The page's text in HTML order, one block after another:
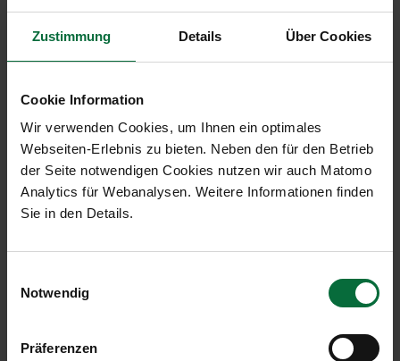
Zustimmung Details Über Cookies
Cookie Information
Wir verwenden Cookies, um Ihnen ein optimales
Webseiten-Erlebnis zu bieten. Neben den für den Betrieb
der Seite notwendigen Cookies nutzen wir auch Matomo
Analytics für Webanalysen. Weitere Informationen finden
Sie in den Details.
Notwendig
Präferenzen
Beheimgasse 5-7
A-1170 Wien
www.plusbowling.at
Bei Turnieren oder Vergleichskämpfen auch andere
Bowlinghallen
Zusätzliche Infos
wöchentliches Training